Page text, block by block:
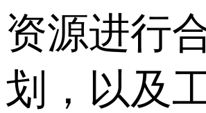
资源进行
划，以及